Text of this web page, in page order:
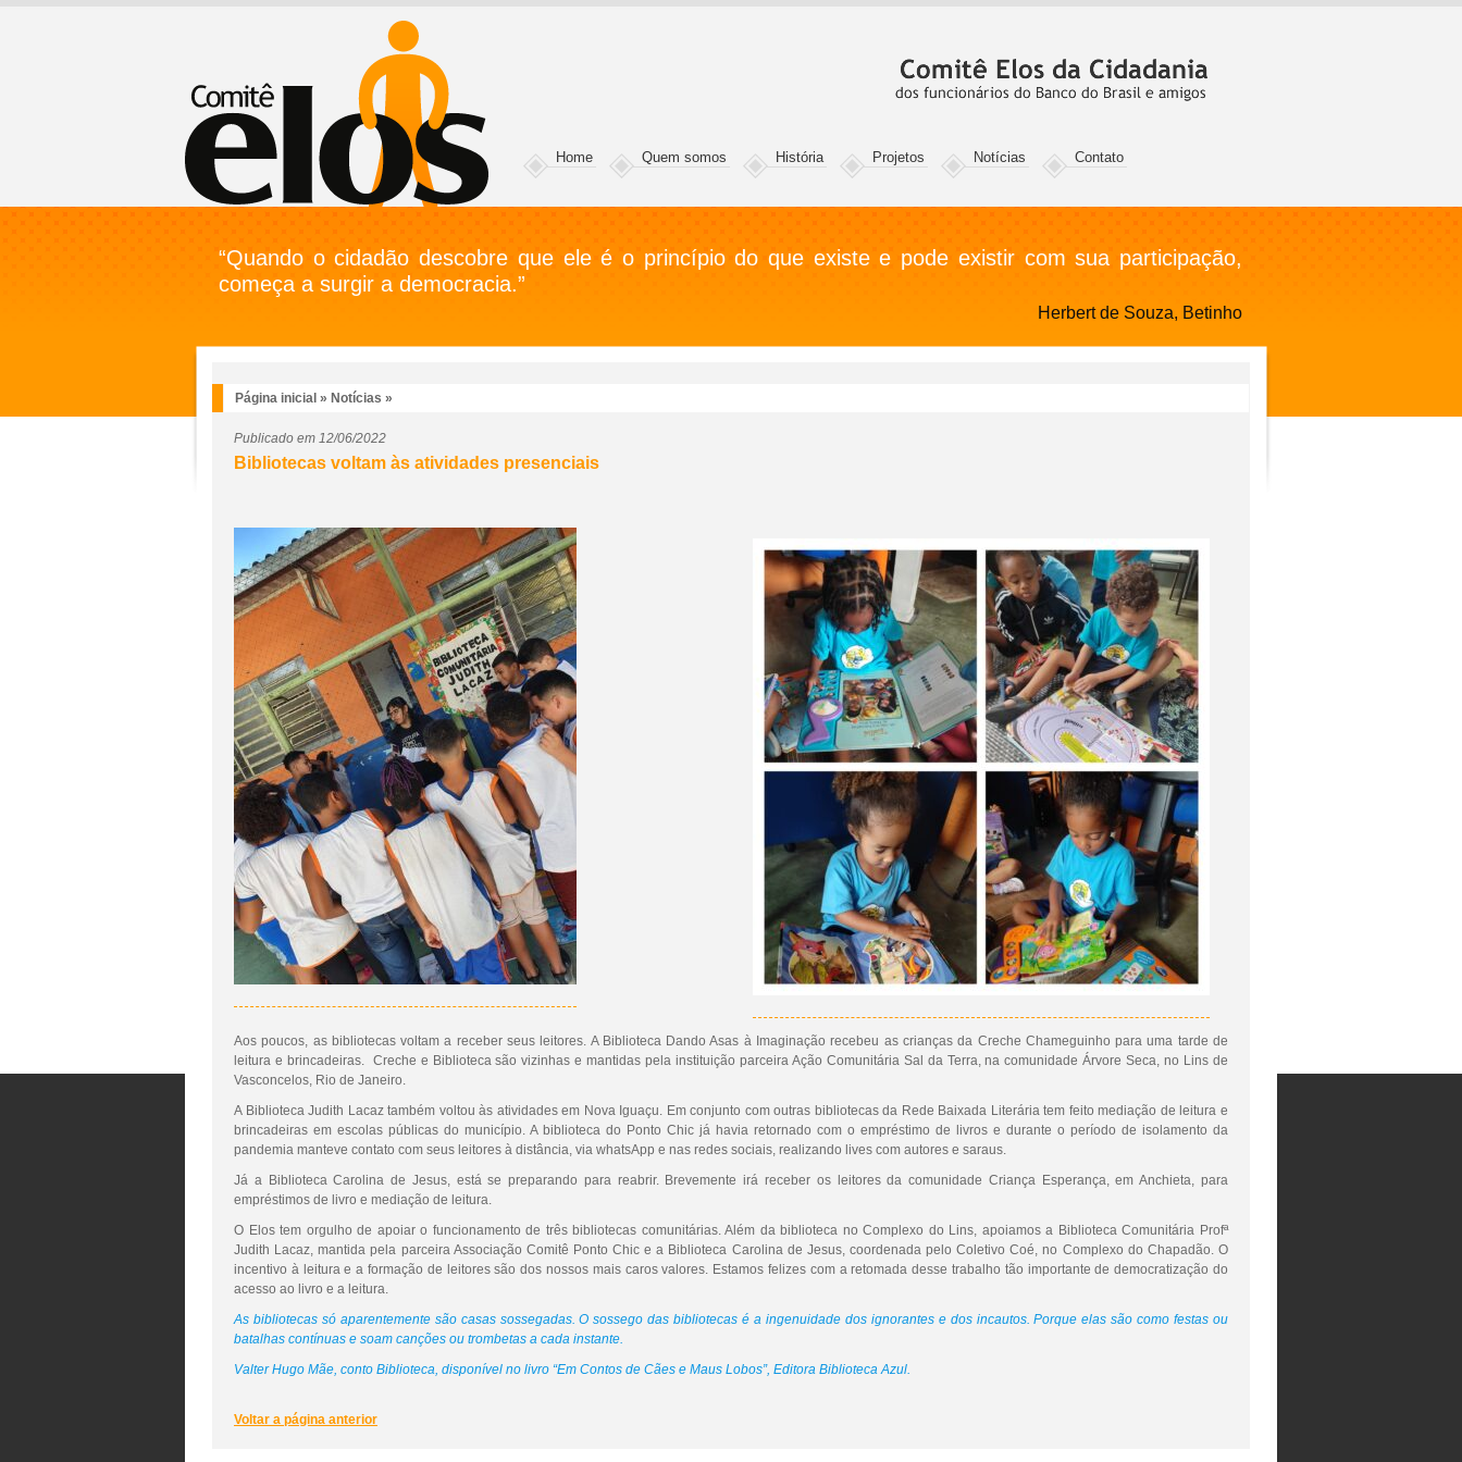
Home Quem somos História Projetos Notícias Contato
“Quando o cidadão descobre que ele é o princípio do que existe e pode existir com sua participação,
começa a surgir a democracia.”
Herbert de Souza, Betinho
Página inicial » Notícias »
Publicado em 12/06/2022
Bibliotecas voltam às atividades presenciais
Aos poucos, as bibliotecas voltam a receber seus leitores. A Biblioteca Dando Asas à Imaginação recebeu as crianças da Creche Chameguinho para uma tarde de
leitura e brincadeiras. Creche e Biblioteca são vizinhas e mantidas pela instituição parceira Ação Comunitária Sal da Terra, na comunidade Árvore Seca, no Lins de
Vasconcelos, Rio de Janeiro.
A Biblioteca Judith Lacaz também voltou às atividades em Nova Iguaçu. Em conjunto com outras bibliotecas da Rede Baixada Literária tem feito mediação de leitura e
brincadeiras em escolas públicas do município. A biblioteca do Ponto Chic já havia retornado com o empréstimo de livros e durante o período de isolamento da
pandemia manteve contato com seus leitores à distância, via whatsApp e nas redes sociais, realizando lives com autores e saraus.
Já a Biblioteca Carolina de Jesus, está se preparando para reabrir. Brevemente irá receber os leitores da comunidade Criança Esperança, em Anchieta, para
empréstimos de livro e mediação de leitura.
O Elos tem orgulho de apoiar o funcionamento de três bibliotecas comunitárias. Além da biblioteca no Complexo do Lins, apoiamos a Biblioteca Comunitária Profª
Judith Lacaz, mantida pela parceira Associação Comitê Ponto Chic e a Biblioteca Carolina de Jesus, coordenada pelo Coletivo Coé, no Complexo do Chapadão. O
incentivo à leitura e a formação de leitores são dos nossos mais caros valores. Estamos felizes com a retomada desse trabalho tão importante de democratização do
acesso ao livro e a leitura.
As bibliotecas só aparentemente são casas sossegadas. O sossego das bibliotecas é a ingenuidade dos ignorantes e dos incautos. Porque elas são como festas ou
batalhas contínuas e soam canções ou trombetas a cada instante.
Valter Hugo Mãe, conto Biblioteca, disponível no livro “Em Contos de Cães e Maus Lobos”, Editora Biblioteca Azul.
Voltar a página anterior